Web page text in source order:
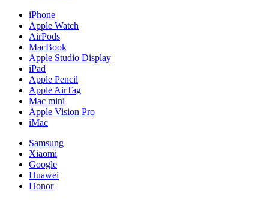
iPhone
Apple Watch
AirPods
MacBook
Apple Studio Display
iPad
Apple Pencil
Apple AirTag
Mac mini
Apple Vision Pro
iMac
Samsung
Xiaomi
Google
Huawei
Honor